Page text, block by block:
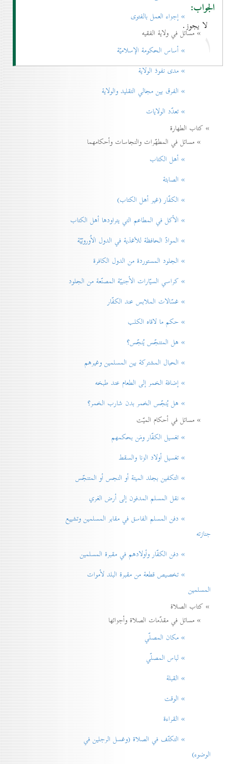
الجواب:
لا يجوز.
۱
» إجزاء العمل بالفتوی
» مسائل في ولاية الفقيه
» أساس الحكومة الإسلاميّة
» مدی نفوذ الولاية
» الفرق بين مجالي التقليد والولاية
» تعدّد الولايات
» كتاب الطهارة
» مسائل في المطهّرات والنجاسات وأحكامهما
» أهل الكتاب
» الصابئة
» الكفّار (غير أهل الكتاب)
» الأكل في المطاعم التي يتراودها أهل الكتاب
» الموادّ الحافظة للأغذية في الدول الاُوروبّيّة
» الجلود المستوردة من الدول الكافرة
» كراسي السيّارات الأجنبيّة المصنّعة من الجلود
» غسّالات الملابس عند الكفّار
» حكم ما لاقاه الكلب
» هل المتنجّس يُنجّس؟
» الحبال المشتركة بين المسلمين وغيرهم
» إضافة الخمر إلی الطعام عند طبخه
» هل يُنجّس الخمر بدن شارب الخمر؟
» مسائل في أحكام الميّت
» تغسيل الكفّار ومَن بحكمهم
» تغسيل أولاد الزنا والسقط
» التكفين بجلد الميتة أو النجس أو المتنجّس
» نقل المسلم المدفون إلی أرض الغري
» دفن المسلم الفاسق في مقابر المسلمين وتشييع
جنازته
» دفن الكفّار وأولادهم في مقبرة المسلمين
» تخصيص قطعة من مقبرة البلد لأموات
المسلمين
» كتاب الصلاة
» مسائل في مقدّمات الصلاة وأجزائها
» مكان المصلّي
» لباس المصلّي
» القبلة
» الوقت
» القراءة
» التكتّف في الصلاة (وغسل الرجلين في
الوضوء)